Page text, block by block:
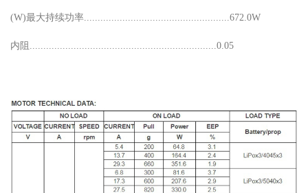
(W)最大持续功率.....................................................672.0W
内阻....................................................................0.05